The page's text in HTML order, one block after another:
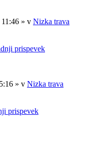
» v Nizka trava
prispevek
» v Nizka trava
prispevek